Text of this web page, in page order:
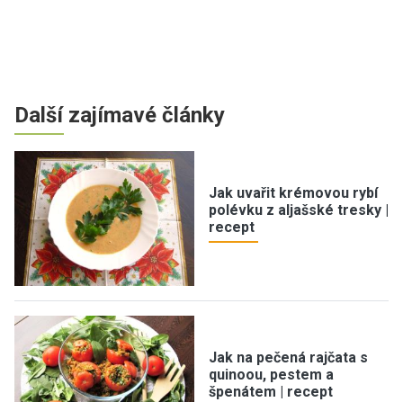
Další zajímavé články
Jak uvařit krémovou rybí
polévku z aljašské tresky |
recept
Jak na pečená rajčata s
quinoou, pestem a
špenátem | recept